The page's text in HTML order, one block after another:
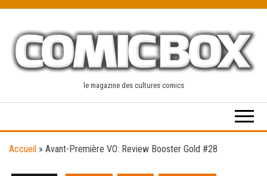
content
le magazine des cultures comics
Accueil » Avant-Première VO: Review Booster Gold #28